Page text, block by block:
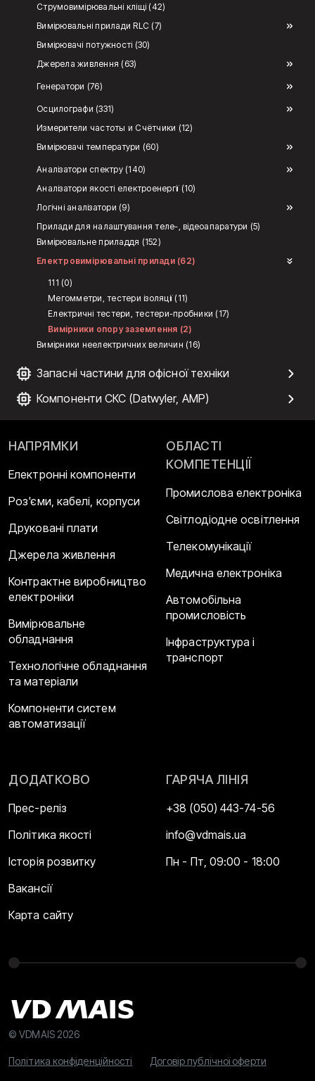
Струмовимірювальні кліщі (42)
Вимірювальні прилади RLC (7)
Вимірювачі потужності (30)
Джерела живлення (63)
Генератори (76)
Осцилографи (331)
Измерители частоты и Счётчики (12)
Вимірювачі температури (60)
Аналізатори спектру (140)
Аналізатори якості електроенергії (10)
Логічні аналізатори (9)
Прилади для налаштування теле-, відеоапаратури (5)
Вимірювальне приладдя (152)
Електровимірювальні прилади (62)
111 (0)
Мегомметри, тестери ізоляції (11)
Електричні тестери, тестери-пробники (17)
Вимірники опору заземлення (2)
Вимірники неелектричних величин (16)
Запасні частини для офісної техніки
Компоненти СКС (Datwyler, AMP)
НАПРЯМКИ
Електронні компоненти
Роз'єми, кабелі, корпуси
Друковані плати
Джерела живлення
Контрактне виробництво
електроніки
Вимірювальне
обладнання
Технологічне обладнання
та матеріали
Компоненти систем
автоматизації
ОБЛАСТІ
КОМПЕТЕНЦІЇ
Промислова електроніка
Світлодіодне освітлення
Телекомунікації
Медична електроніка
Автомобільна
промисловість
Інфраструктура і
транспорт
ДОДАТКОВО
Прес-реліз
Політика якості
Історія розвитку
Вакансії
Карта сайту
ГАРЯЧА ЛІНІЯ
+38 (050) 443-74-56
info@vdmais.ua
Пн - Пт, 09:00 - 18:00
© VDMAIS 2026
Політика конфіденційності Договір публічної оферти